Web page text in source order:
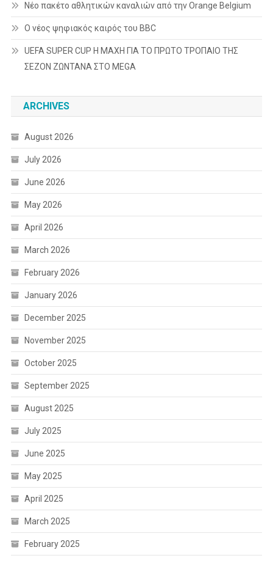
Νέο πακέτο αθλητικών καναλιών από την Orange Belgium
Ο νέος ψηφιακός καιρός του BBC
UEFA SUPER CUP Η ΜΑΧΗ ΓΙΑ ΤΟ ΠΡΩΤΟ ΤΡΟΠΑΙΟ ΤΗΣ
ΣΕΖΟΝ ΖΩΝΤΑΝΑ ΣΤΟ MEGA
ARCHIVES
August 2026
July 2026
June 2026
May 2026
April 2026
March 2026
February 2026
January 2026
December 2025
November 2025
October 2025
September 2025
August 2025
July 2025
June 2025
May 2025
April 2025
March 2025
February 2025